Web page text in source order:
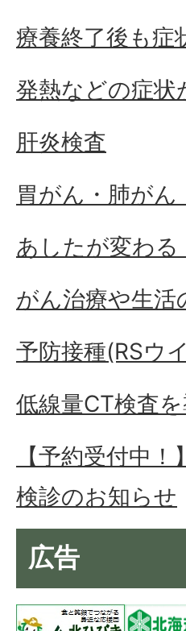
療養終了後も症
発熱などの症状
肝炎検査
胃がん・肺が
あしたが変わ
がん治療や生活
予防接種(RSウ
低線量CT検査
【予約受付中
検診のお知らせ
広告